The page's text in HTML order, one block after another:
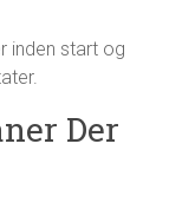
inden start og
Der